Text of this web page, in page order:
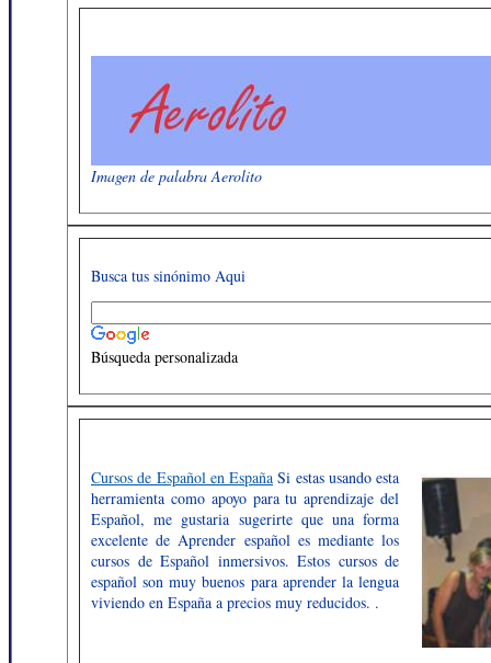
Imagen de palabra Aerolito
Busca tus sinónimo Aqui
Búsqueda personalizada
Cursos de Español en España Si estas usando esta
herramienta como apoyo para tu aprendizaje del
Español, me gustaria sugerirte que una forma
excelente de Aprender español es mediante los
cursos de Español inmersivos. Estos cursos de
español son muy buenos para aprender la lengua
viviendo en España a precios muy reducidos. .